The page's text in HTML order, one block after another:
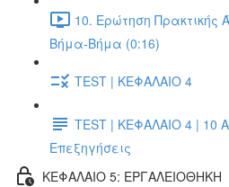
10. Ερώτηση Πρακτικής
Βήμα-Βήμα (0:16)
TEST | ΚΕΦΑΛΑΙΟ 4
TEST | ΚΕΦΑΛΑΙΟ 4 | 10
Επεξηγήσεις
ΚΕΦΑΛΑΙΟ 5: ΕΡΓΑΛΕΙΟΘΗΚΗ